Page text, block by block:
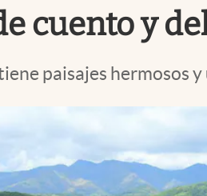
cuento y
paisajes hermosos